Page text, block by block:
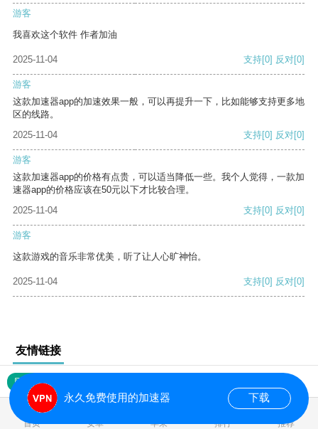
游客
我喜欢这个软件 作者加油
2025-11-04 支持[0] 反对[0]
游客
这款加速器app的加速效果一般，可以再提升一下，比如能够支持更多地
区的线路。
2025-11-04
支持[0] 反对[0]
游客
这款加速器app的价格有点贵，可以适当降低一些。我个人觉得，一款加
速器app的价格应该在50元以下才比较合理。
2025-11-04
支持[0] 反对[0]
游客
这款游戏的音乐非常优美，听了让人心旷神怡。
2025-11-04 支持[0] 反对[0]
友情链接
网站地图
首页 安卓 苹果 排行 推荐
永久免费使用的加速器 下载
0.017753s